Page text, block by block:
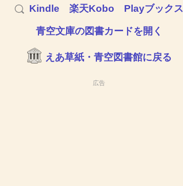
Kindle 楽天Kobo Playブックス
青空文庫の図書カードを開く
えあ草紙・青空図書館に戻る
広告